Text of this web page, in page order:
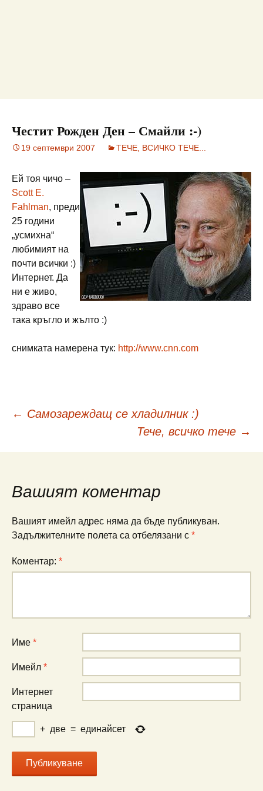
Честит Рожден Ден – Смайли :-)
19 септември 2007 ТЕЧЕ, ВСИЧКО ТЕЧЕ...
Ей тоя чичо –
Scott E.
Fahlman, преди
25 години
„усмихна“
любимият на
почти всички :)
Интернет. Да
ни е живо,
здраво все
така кръгло и жълто :)
снимката намерена тук: http://www.cnn.com
Навигация
в
публикациите
← Самозареждащ се хладилник :)
Тече, всичко тече →
Вашият коментар
Вашият имейл адрес няма да бъде публикуван.
Задължителните полета са отбелязани с *
Коментар: *
Име *
Имейл *
Интернет
страница
+ две = единайсет